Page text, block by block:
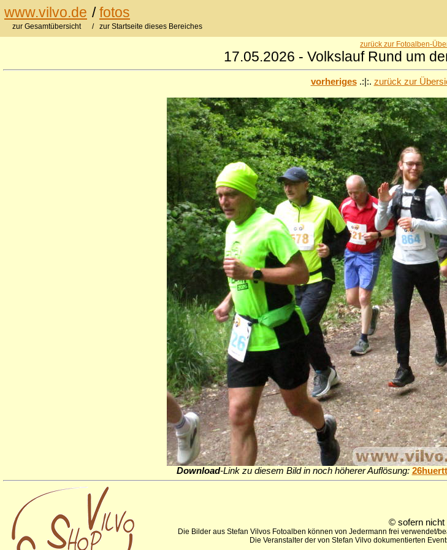
www.vilvo.de /fotos
zur Gesamtübersicht / zur Startseite dieses Bereiches
zurück zur Fotoalben-
17.05.2026 - Volkslauf Rund um
vorheriges.:|:. zurück zur
Download-Link zu diesem Bild in noch höherer Auflösung:
© sofern nicht
Die Bilder aus Stefan Vilvos Fotoalben können von Jedermann frei
Die Veranstalter der von Stefan Vilvo dokumentierten